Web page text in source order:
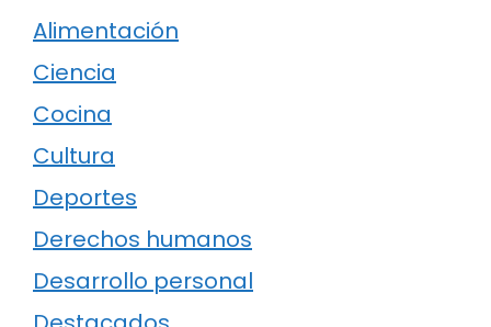
Alimentación
Ciencia
Cocina
Cultura
Deportes
Derechos humanos
Desarrollo personal